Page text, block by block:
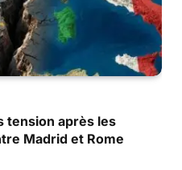
tension après les
Madrid et Rome